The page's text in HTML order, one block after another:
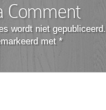
Comment
wordt niet gepubliceerd.
met *